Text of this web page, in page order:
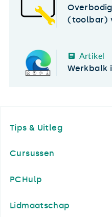
(toolbar)
Artikel
Werkbalk
Tips & Uitleg
Cursussen
PCHulp
Lidmaatschap